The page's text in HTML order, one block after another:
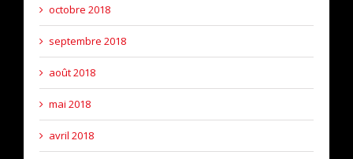
octobre 2018
septembre 2018
août 2018
mai 2018
avril 2018